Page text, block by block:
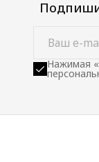
Нажимая